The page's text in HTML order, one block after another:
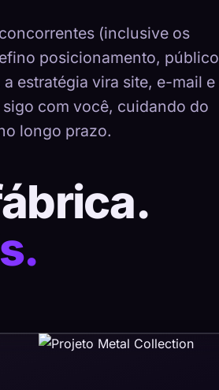
(inclusive os
posicionamento, público
estratégia vira site, e-mail e
com você, cuidando do
longo prazo.